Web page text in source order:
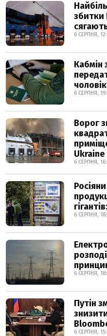
збитки
6 СЕРПНЯ,
Кабмін
6 СЕРПНЯ,
Ворог
Ukraine
6 СЕРПНЯ,
6 СЕРПНЯ,
6 СЕРПНЯ,
Путін
6 СЕРПНЯ,